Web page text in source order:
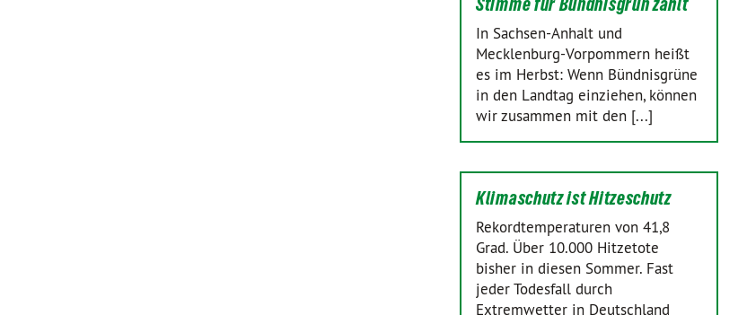
Stimme für Bündnisgrün zählt
In Sachsen-Anhalt und
Mecklenburg-Vorpommern heißt
es im Herbst: Wenn Bündnisgrüne
in den Landtag einziehen, können
wir zusammen mit den [...]
Klimaschutz ist Hitzeschutz
Rekordtemperaturen von 41,8
Grad. Über 10.000 Hitzetote
bisher in diesen Sommer. Fast
jeder Todesfall durch
Extremwetter in Deutschland